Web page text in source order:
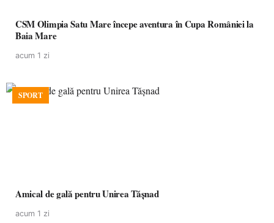
CSM Olimpia Satu Mare începe aventura în Cupa României la
Baia Mare
acum 1 zi
SPORT
Amical de gală pentru Unirea Tășnad
acum 1 zi